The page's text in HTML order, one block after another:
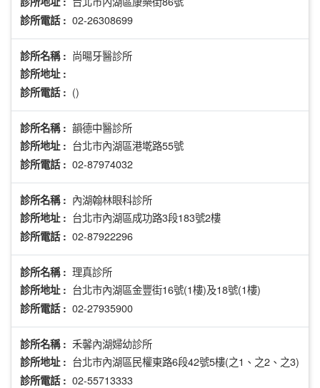
診所電話 : 02-26308699
診所名稱 : 尚暘牙醫診所
診所地址 :
診所電話 : ()
診所名稱 : 韻德中醫診所
診所地址 : 台北市內湖區港墘路55號
診所電話 : 02-87974032
診所名稱 : 內湖翰林眼科診所
診所地址 : 台北市內湖區成功路3段183號2樓
診所電話 : 02-87922296
診所名稱 : 理真診所
診所地址 : 台北市內湖區金豐街16號(1樓)及18號(1樓)
診所電話 : 02-27935900
診所名稱 : 禾馨內湖婦幼診所
診所地址 : 台北市內湖區民權東路6段42號5樓(之1、之2、之3)
診所電話 : 02-55713333